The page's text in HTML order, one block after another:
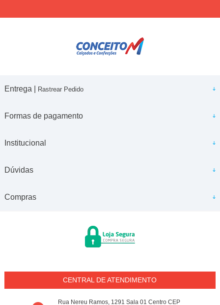
Entrega | Rastrear Pedido
Formas de pagamento
Institucional
Dúvidas
Compras
CENTRAL DE ATENDIMENTO
Rua Nereu Ramos, 1291 Sala 01 Centro CEP